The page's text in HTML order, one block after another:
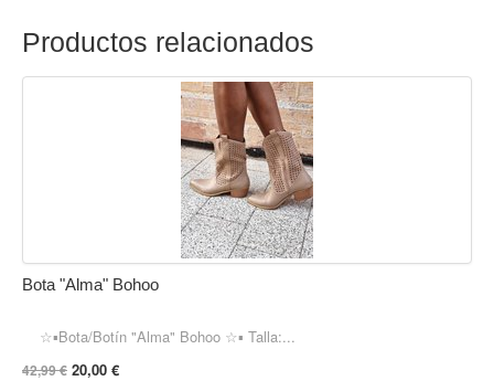
Productos relacionados
Bota "Alma" Bohoo
☆▪︎Bota/Botín "Alma" Bohoo ☆▪︎ Talla:...
42,99 € 20,00 €